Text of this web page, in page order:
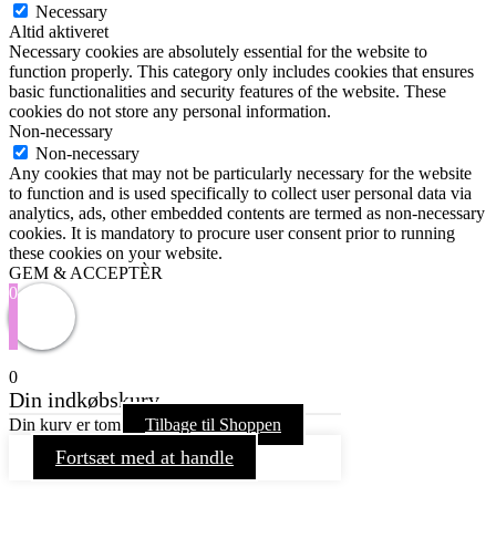
Necessary
Altid aktiveret
Necessary cookies are absolutely essential for the website to
function properly. This category only includes cookies that ensures
basic functionalities and security features of the website. These
cookies do not store any personal information.
Non-necessary
Non-necessary
Any cookies that may not be particularly necessary for the website
to function and is used specifically to collect user personal data via
analytics, ads, other embedded contents are termed as non-necessary
cookies. It is mandatory to procure user consent prior to running
these cookies on your website.
GEM & ACCEPTÈR
0
0
Din indkøbskurv
Din kurv er tom Tilbage til Shoppen
Fortsæt med at handle